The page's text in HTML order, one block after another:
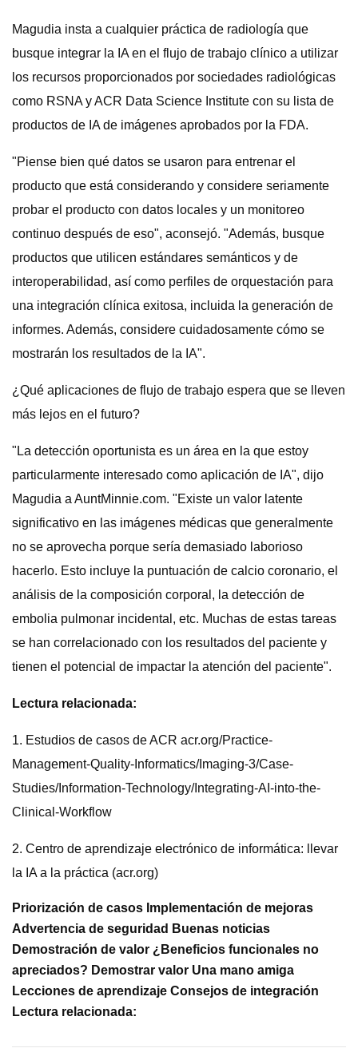
Magudia insta a cualquier práctica de radiología que
busque integrar la IA en el flujo de trabajo clínico a utilizar
los recursos proporcionados por sociedades radiológicas
como RSNA y ACR Data Science Institute con su lista de
productos de IA de imágenes aprobados por la FDA.
"Piense bien qué datos se usaron para entrenar el
producto que está considerando y considere seriamente
probar el producto con datos locales y un monitoreo
continuo después de eso", aconsejó. "Además, busque
productos que utilicen estándares semánticos y de
interoperabilidad, así como perfiles de orquestación para
una integración clínica exitosa, incluida la generación de
informes. Además, considere cuidadosamente cómo se
mostrarán los resultados de la IA".
¿Qué aplicaciones de flujo de trabajo espera que se lleven
más lejos en el futuro?
"La detección oportunista es un área en la que estoy
particularmente interesado como aplicación de IA", dijo
Magudia a AuntMinnie.com. "Existe un valor latente
significativo en las imágenes médicas que generalmente
no se aprovecha porque sería demasiado laborioso
hacerlo. Esto incluye la puntuación de calcio coronario, el
análisis de la composición corporal, la detección de
embolia pulmonar incidental, etc. Muchas de estas tareas
se han correlacionado con los resultados del paciente y
tienen el potencial de impactar la atención del paciente".
Lectura relacionada:
1. Estudios de casos de ACR acr.org/Practice-
Management-Quality-Informatics/Imaging-3/Case-
Studies/Information-Technology/Integrating-AI-into-the-
Clinical-Workflow
2. Centro de aprendizaje electrónico de informática: llevar
la IA a la práctica (acr.org)
Priorización de casos Implementación de mejoras
Advertencia de seguridad Buenas noticias
Demostración de valor ¿Beneficios funcionales no
apreciados? Demostrar valor Una mano amiga
Lecciones de aprendizaje Consejos de integración
Lectura relacionada: